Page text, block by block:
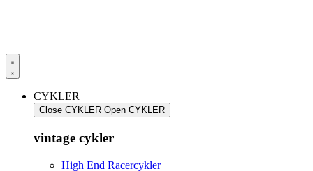
CYKLER
Close CYKLER Open CYKLER
vintage cykler
High End Racercykler